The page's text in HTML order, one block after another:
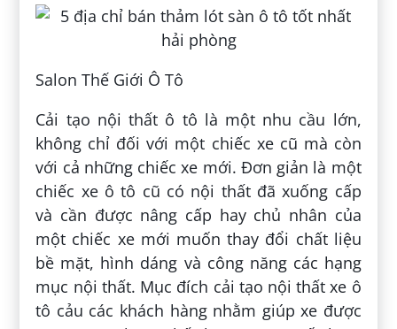
Salon Thế Giới Ô Tô
Cải tạo nội thất ô tô là một nhu cầu lớn,
không chỉ đối với một chiếc xe cũ mà còn
với cả những chiếc xe mới. Đơn giản là một
chiếc xe ô tô cũ có nội thất đã xuống cấp
và cần được nâng cấp hay chủ nhân của
một chiếc xe mới muốn thay đổi chất liệu
bề mặt, hình dáng và công năng các hạng
mục nội thất. Mục đích cải tạo nội thất xe ô
tô cảu các khách hàng nhằm giúp xe được